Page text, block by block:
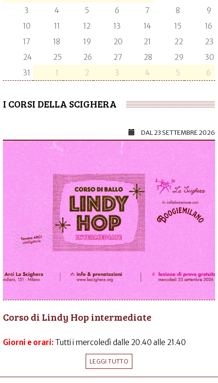
3
4 5 6 7 8
9
10
11 12 13 14 15
16
17
18 19 20 21 22
23
24
25 26 27 28 29
30
31
1 2 3 4 5 6
I CORSI DELLA SCIGHERA
DAL23 SETTEMBRE 2026
Corso di Lindy Hop intermediate
Giorni e orari: Tutti i mercoledì dalle 20.40 alle 21.40
LEGGI TUTTO